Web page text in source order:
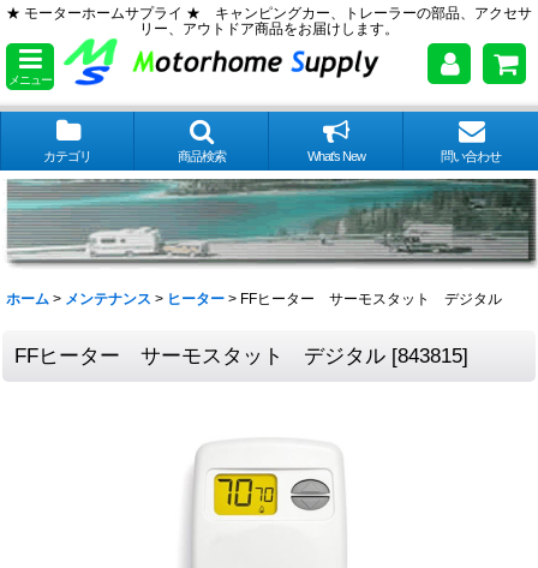
★ モーターホームサプライ ★ キャンピングカー、トレーラーの部品、アクセサ
リー、アウトドア商品をお届けします。
メニュー
カテゴリ 商品検索 What's New 問い合わせ
ホーム > メンテナンス > ヒーター > FFヒーター サーモスタット デジタル
FFヒーター サーモスタット デジタル [843815]